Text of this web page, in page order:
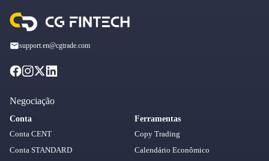
support.en@cgtrade.com
Negociação
Conta
Conta CENT
Conta STANDARD
Ferramentas
Copy Trading
Calendário Econômico